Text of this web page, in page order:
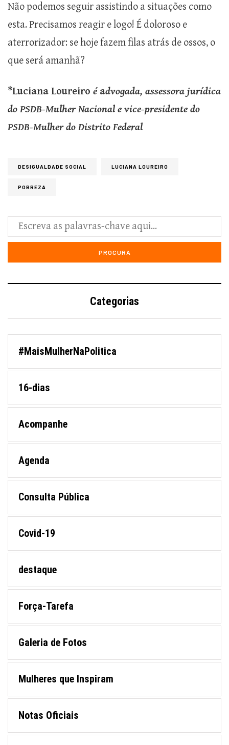
Não podemos seguir assistindo a situações como
esta. Precisamos reagir e logo! É doloroso e
aterrorizador: se hoje fazem filas atrás de ossos, o
que será amanhã?
*Luciana Loureiro éadvogada, assessora jurídica
do PSDB-Mulher Nacional e vice-presidente do
PSDB-Mulher do Distrito Federal
DESIGUALDADE SOCIAL LUCIANA LOUREIRO
POBREZA
Categorias
#MaisMulherNaPolitica
16-dias
Acompanhe
Agenda
Consulta Pública
Covid-19
destaque
Força-Tarefa
Galeria de Fotos
Mulheres que Inspiram
Notas Oficiais